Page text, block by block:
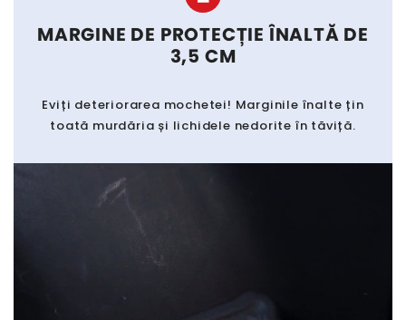
MARGINE DE PROTECȚIE ÎNALTĂ DE
3,5 CM
Eviți deteriorarea mochetei! Marginile înalte țin
toată murdăria și lichidele nedorite în tăviță.